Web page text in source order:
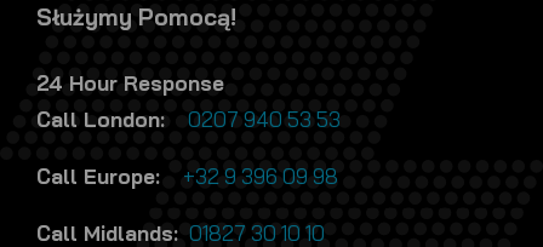
Służymy Pomocą!
24 Hour Response
Call London:
0207 940 53 53
Call Europe: +32 9 396 09 98
Call Midlands: 01827 30 10 10